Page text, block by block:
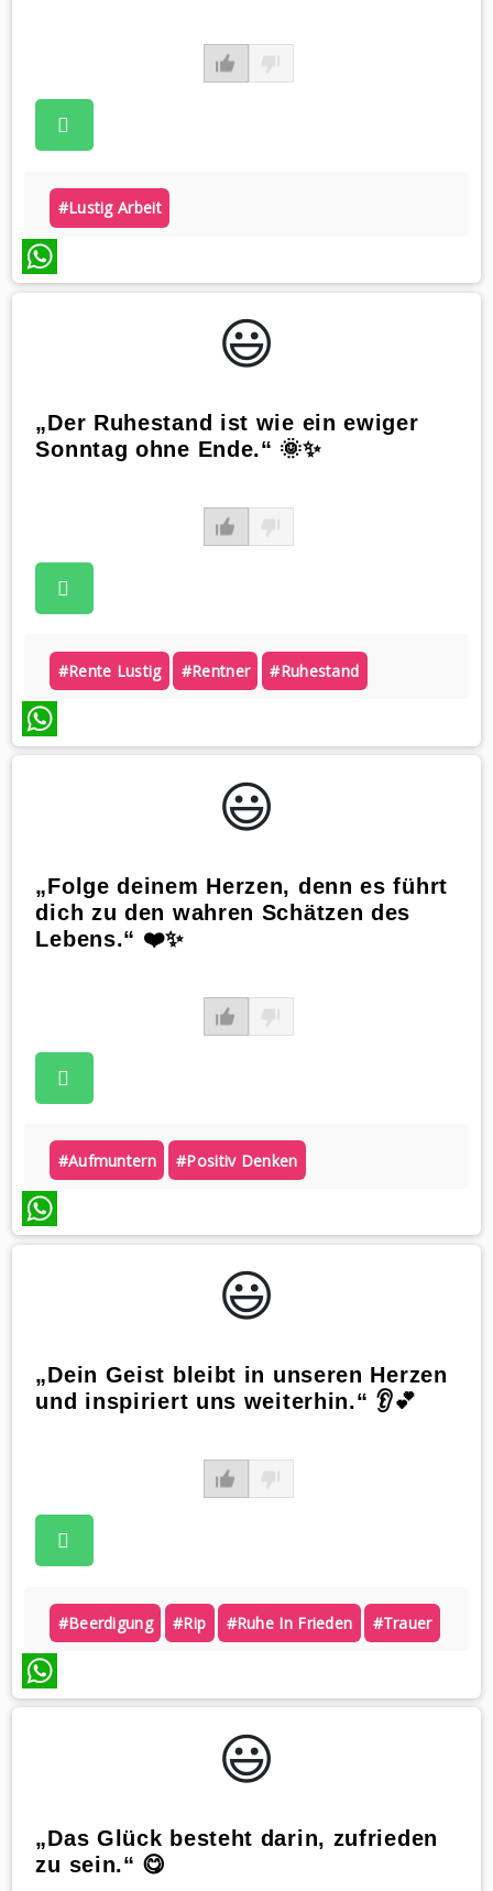
#lustig Arbeit
WhatsApp
😃️
„Der Ruhestand ist wie ein ewiger
Sonntag ohne Ende.“ 🌞✨
#rente Lustig #rentner #ruhestand
WhatsApp
😃️
„Folge deinem Herzen, denn es führt
dich zu den wahren Schätzen des
Lebens.“ ❤️✨
#aufmuntern #positiv Denken
WhatsApp
😃️
„Dein Geist bleibt in unseren Herzen
und inspiriert uns weiterhin.“ 👂💕
#beerdigung #rip #ruhe In Frieden #trauer
WhatsApp
😃️
„Das Glück besteht darin, zufrieden
zu sein.“ 😋